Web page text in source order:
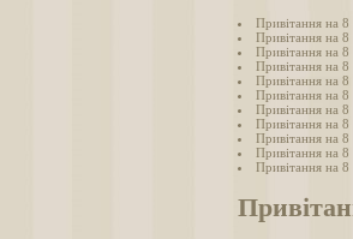
Привітання на
Привітання на 8
Привітання на 8
Привітання на 8
Привітання на 8
Привітання на 8
Привітання на 8
Привітання на 8
Привітання на 8
Привітання на 8
Привітання на 8